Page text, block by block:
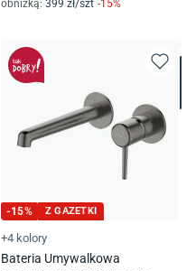
obniżką: 399 zł/szt -15%
-15% Z GAZETKI
+4 kolory
Bateria Umywalkowa